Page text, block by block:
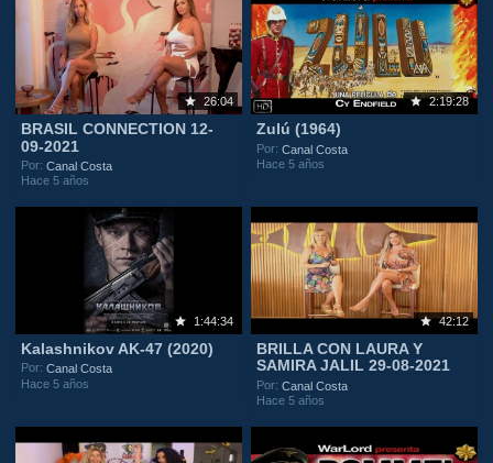
26:04
BRASIL CONNECTION 12-
09-2021
Por:Canal Costa
Hace 5 años
2:19:28
Zulú (1964)
Por:Canal Costa
Hace 5 años
1:44:34
Kalashnikov AK-47 (2020)
Por:Canal Costa
Hace 5 años
42:12
BRILLA CON LAURA Y
SAMIRA JALIL 29-08-2021
Por:Canal Costa
Hace 5 años